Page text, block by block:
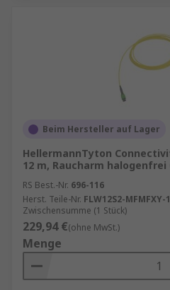
Beim Hersteller auf Lager
HellermannTyton
12 m, Raucharm halogenfrei
RS Best.-Nr. 696-116
Herst. Teile-Nr. FLW12S2-MFMFXY-
Zwischensumme (1 Stück)
229,94 €(ohne MwSt.)
Menge